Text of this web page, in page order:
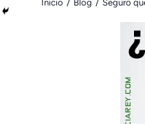
Estás aquí:
Inicio Blog Seguro